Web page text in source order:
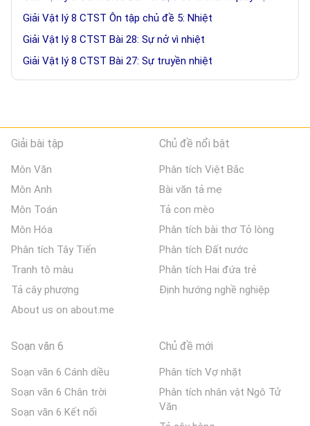
Giải Vật lý 8 CTST Ôn tập chủ đề 5: Nhiệt
Giải Vật lý 8 CTST Bài 28: Sự nở vì nhiệt
Giải Vật lý 8 CTST Bài 27: Sự truyền nhiệt
Giải bài tập
Môn Văn
Môn Anh
Môn Toán
Môn Hóa
Phân tích Tây Tiến
Tranh tô màu
Tả cây phượng
About us on about.me
Chủ đề nổi bật
Phân tích Việt Bắc
Bài văn tả mẹ
Tả con mèo
Phân tích bài thơ Tỏ lòng
Phân tích Đất nước
Phân tích Hai đứa trẻ
Định hướng nghề nghiệp
Soạn văn 6
Soạn văn 6 Cánh diều
Soạn văn 6 Chân trời
Soạn văn 6 Kết nối
Chủ đề mới
Phân tích Vợ nhặt
Phân tích nhân vật Ngô Tử
Văn